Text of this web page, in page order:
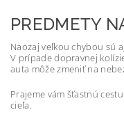
PREDMETY
Naozaj veľkou chybou sú
V prípade dopravnej
auta môže zmeniť na
Prajeme vám šťastnú
cieľa.